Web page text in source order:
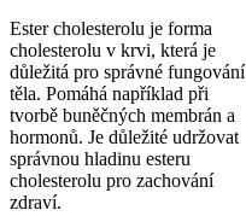
Ester cholesterolu je forma
cholesterolu v krvi, která je
důležitá pro správné fungování
těla. Pomáhá například při
tvorbě buněčných membrán a
hormonů. Je důležité udržovat
správnou hladinu esteru
cholesterolu pro zachování
zdraví.